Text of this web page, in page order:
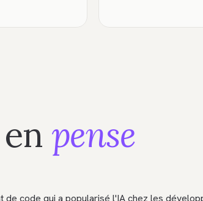
pense
de code qui a popularisé l'IA chez les